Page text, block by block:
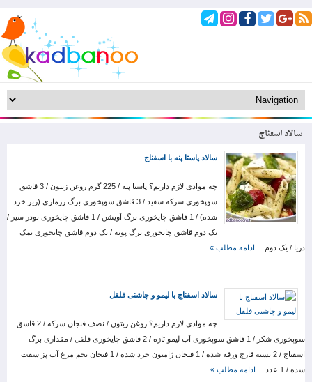
سالاد اسفناج
سالاد پاستا پنه با اسفناج
چه موادی لازم داریم؟ پاستا پنه / 225 گرم روغن زیتون / 3 قاشق
سوپخوری سرکه سفید / 3 قاشق سوپخوری برگ رزماری (ریز خرد
شده) / 1 قاشق چایخوری برگ آویشن / 1 قاشق چایخوری پودر سیر /
یک دوم قاشق چایخوری برگ پونه / یک دوم قاشق چایخوری نمک
دریا / یک دوم… ادامه مطلب »
سالاد اسفناج با لیمو و چاشنی فلفل
چه موادی لازم داریم؟ روغن زیتون / نصف فنجان سرکه / 2 قاشق
سوپخوری شکر / 1 قاشق سوپخوری آب لیمو تازه / 2 قاشق چایخوری فلفل / مقداری برگ
اسفناج / 2 بسته قارچ ورقه شده / 1 فنجان ژامبون خرد شده / 1 فنجان تخم مرغ آب پز سفت
شده / 1 عدد…
ادامه مطلب »